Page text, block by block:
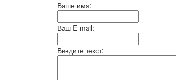
Ваше имя:
Ваш E-mail:
Введите текст: